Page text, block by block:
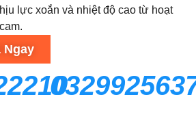
lực xoắn và nhiệt độ cao từ hoạt
Ngay